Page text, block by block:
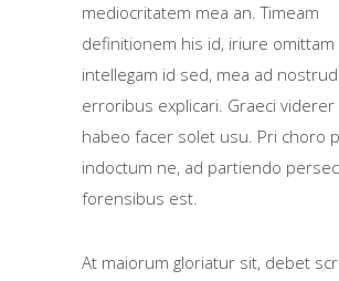
mediocritatem mea an. Timeam
definitionem his id, iriure omittam
intellegam id sed, mea ad nostrud
erroribus explicari. Graeci
habeo facer solet usu. Pri choro
indoctum ne, ad partiendo
forensibus est.
At maiorum gloriatur sit, debet